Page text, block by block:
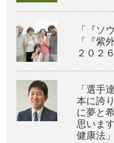
「『ソ
「『紫
２０２
「選手
本に誇
に夢と
思いま
健康法」